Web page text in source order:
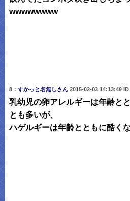
wwwwwwww
8： すかっと名無しさん 2015-02-03 14:13:49
乳幼児の卵アレルギーは年齢と
とも多いが、
ハゲルギーは年齢とともに酷く